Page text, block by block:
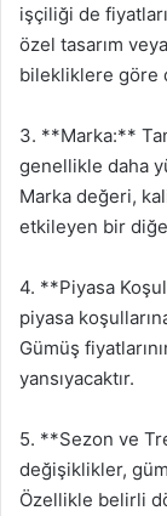
işçiliği de
özel tasarım
bilekliklere göre
3. **Marka:**
genellikle daha
Marka değeri,
etkileyen bir
4. **Piyasa
piyasa
Gümüş
yansıyacaktır.
5. **Sezon ve
değişiklikler,
Özellikle belirli